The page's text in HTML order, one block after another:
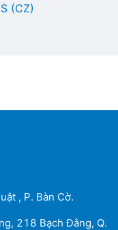
(CZ)
, P. Bàn Cờ.
218 Bạch Đằng, Q.